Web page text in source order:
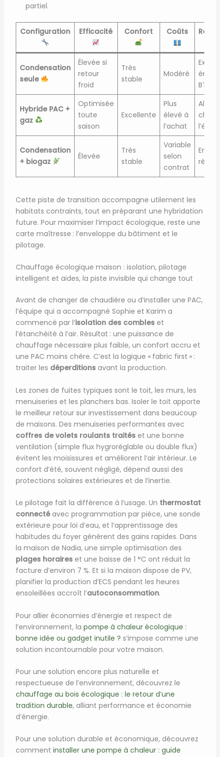
partiel.
Configuration Efficacité Confort Coûts
Condensation
seule
Élevée si
retour
froid
Très
stable
Modéré
Exige
BT
Hybride PAC +
gaz
Optimisée
toute
saison
Excellente
Plus
élevé à
l’achat
Condensation
+ biogaz
Élevée
Très
stable
Variable
selon
contrat
Cette piste de transition accompagne utilement les
habitats contraints, tout en préparant une hybridation
future. Pour maximiser l’impact écologique, reste une
carte maîtresse : l’enveloppe du bâtiment et le
pilotage.
Chauffage écologique maison : isolation, pilotage
intelligent et aides, la piste invisible qui change tout
Avant de changer de chaudière ou d’installer une PAC,
l’équipe qui a accompagné Sophie et Karim a
commencé par l’isolation des combleset
l’étanchéité à l’air. Résultat : une puissance de
chauffage nécessaire plus faible, un confort accru et
une PAC moins chère. C’est la logique « fabric first » :
traiter les déperditionsavant la production.
Les zones de fuites typiques sont le toit, les murs, les
menuiseries et les planchers bas. Isoler le toit apporte
le meilleur retour sur investissement dans beaucoup
de maisons. Des menuiseries performantes avec
coffres de volets roulants traitéset une bonne
ventilation (simple flux hygroréglable ou double flux)
évitent les moisissures et améliorent l’air intérieur. Le
confort d’été, souvent négligé, dépend aussi des
protections solaires extérieures et de l’inertie.
Le pilotage fait la différence à l’usage. Un thermostat
connectéavec programmation par pièce, une sonde
extérieure pour loi d’eau, et l’apprentissage des
habitudes du foyer génèrent des gains rapides. Dans
la maison de Nadia, une simple optimisation des
plages horaireset une baisse de 1 °C ont réduit la
facture d’environ 7 %. Et si la maison dispose de PV,
planifier la production d’ECS pendant les heures
ensoleillées accroît l’autoconsommation.
Pour allier économies d’énergie et respect de
l’environnement, la pompe à chaleur écologique :
bonne idée ou gadget inutile ? s’impose comme une
solution incontournable pour votre maison.
Pour une solution encore plus naturelle et
respectueuse de l’environnement, découvrez le
chauffage au bois écologique : le retour d’une
tradition durable, alliant performance et économie
d’énergie.
Pour une solution durable et économique, découvrez
comment installer une pompe à chaleur : guide